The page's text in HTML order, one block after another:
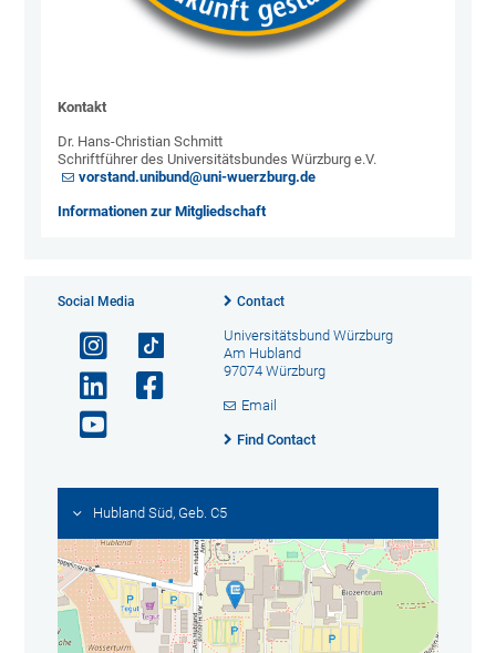
Kontakt
Dr. Hans-Christian Schmitt
Schriftführer des Universitätsbundes Würzburg e.V.
vorstand.unibund@uni-wuerzburg.de
Informationen zur Mitgliedschaft
Social Media Contact
Universitätsbund Würzburg
Am Hubland
97074 Würzburg
Email
Find Contact
Hubland Süd, Geb. C5